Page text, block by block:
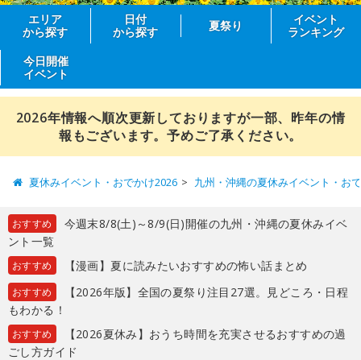
エリア
から探す
日付
から探す
夏祭り
イベント
ランキング
今日開催
イベント
2026年情報へ順次更新しておりますが一部、昨年の情
報もございます。予めご了承ください。
夏休みイベント・おでかけ2026 九州・沖縄の夏休みイベント・お
おすすめ
今週末8/8(土)～8/9(日)開催の九州・沖縄の夏休みイベ
ント一覧
おすすめ 【漫画】夏に読みたいおすすめの怖い話まとめ
おすすめ
【2026年版】全国の夏祭り注目27選。見どころ・日程
もわかる！
おすすめ
【2026夏休み】おうち時間を充実させるおすすめの過
ごし方ガイド